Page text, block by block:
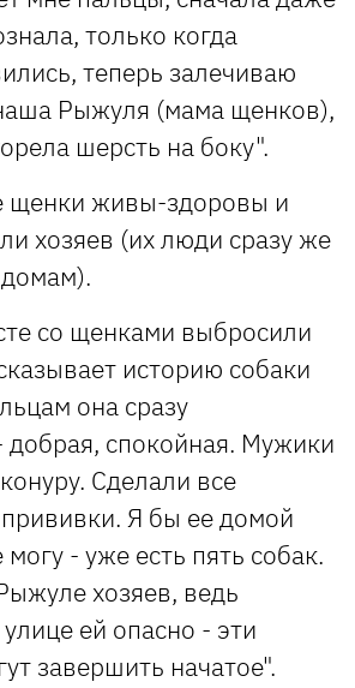
только когда
теперь залечиваю
Рыжуля (мама щенков),
шерсть на боку".
щенки живы-здоровы и
хозяев (их люди сразу же
со щенками выбросили
историю собаки
она сразу
добрая, спокойная. Мужики
Сделали все
Я бы ее домой
- уже есть пять собак.
хозяев, ведь
ей опасно - эти
завершить начатое".